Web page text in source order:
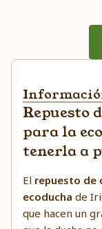
Repuesto
para la
tenerla a
El repuesto de
ecoducha de
que hacen un